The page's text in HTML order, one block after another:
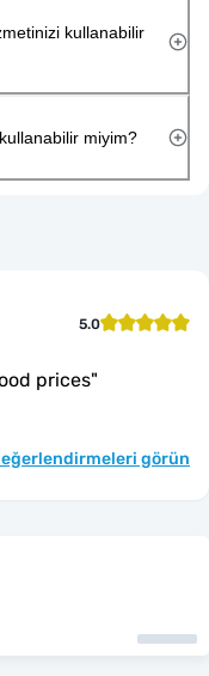
kullanabilir
miyim?
5.0
prices"
görün